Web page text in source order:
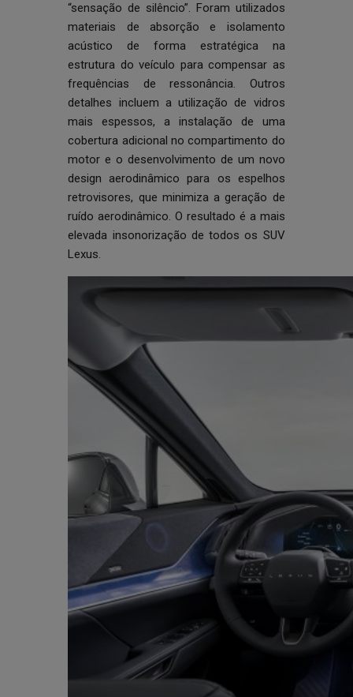
“sensação de silêncio”. Foram utilizados
materiais de absorção e isolamento
acústico de forma estratégica na
estrutura do veículo para compensar as
frequências de ressonância. Outros
detalhes incluem a utilização de vidros
mais espessos, a instalação de uma
cobertura adicional no compartimento do
motor e o desenvolvimento de um novo
design aerodinâmico para os espelhos
retrovisores, que minimiza a geração de
ruído aerodinâmico. O resultado é a mais
elevada insonorização de todos os SUV
Lexus.